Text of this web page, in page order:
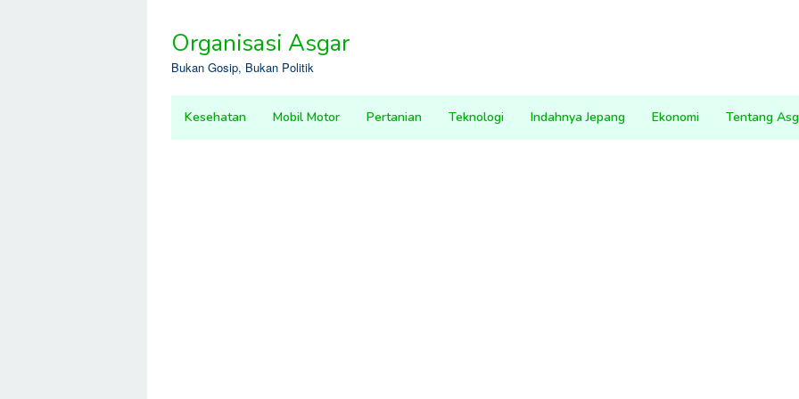
contentOrganisasi Asgar
Bukan Gosip, Bukan Politik
Kesehatan Mobil Motor Pertanian Teknologi Indahnya Jepang Ekonomi Tentang